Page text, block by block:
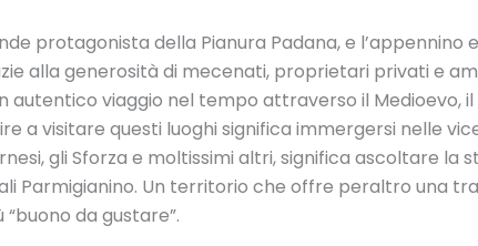
protagonista della Pianura Padana, e l’appennino
alla generosità di mecenati, proprietari privati e
autentico viaggio nel tempo attraverso il Medioevo,
a visitare questi luoghi significa immergersi nelle
gli Sforza e moltissimi altri, significa ascoltare la
Parmigianino. Un territorio che offre peraltro una
da gustare”.